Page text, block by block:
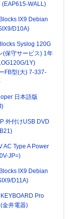
(EAP615-WALL)
IX9 Debian
D10A)
Syslog 120G
(保守サービス) 1年
1Y)
FB型(大) 7-337-
日本語版
外付けUSB DVD
AC Type A Power
JP=)
IX9 Debian
D11A)
Pro
金井電器)